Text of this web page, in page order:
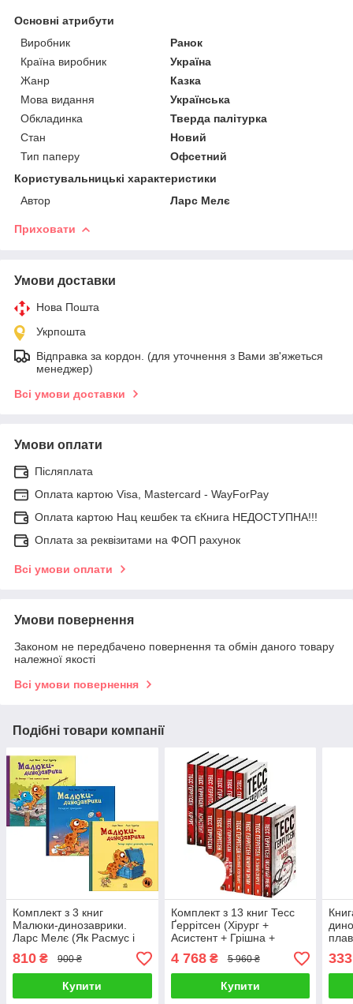
Основні атрибути
Виробник
Ранок
Країна виробник
Україна
Жанр
Казка
Мова видання
Українська
Обкладинка
Тверда палітурка
Стан
Новий
Тип паперу
Офсетний
Користувальницькі характеристики
Автор
Ларс Мелє
Приховати
Умови доставки
Нова Пошта
Укрпошта
Відправка за кордон. (для уточнення з Вами зв'яжеться
менеджер)
Всі умови доставки
Умови оплати
Післяплата
Оплата картою Visa, Mastercard - WayForPay
Оплата картою Нац кешбек та єКнига НЕДОСТУПНА!!!
Оплата за реквізитами на ФОП рахунок
Всі умови оплати
Умови повернення
Законом не передбачено повернення та обмін даного товару
належної якості
Всі умови повернення
Подібні товари компанії
Комплект з 3 книг
Малюки-динозаврики.
Ларс Мелє (Як Расмус і
Тіммі ловили крабів +
Расмусове прибирання та
ін)
810 ₴ 900 ₴
Купити
Комплект з 13 книг Тесс
Ґеррітсен (Хірург +
Асистент + Грішна +
Двійник + Смертниці + Я
знаю секрет та ін.)
4 768₴ 5 960 ₴
Купити
333